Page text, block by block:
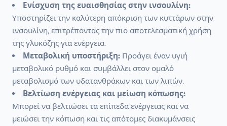
Ενίσχυση της ευαισθησίας στην ινσουλίνη:
Υποστηρίζει την καλύτερη απόκριση των κυττάρων στην
ινσουλίνη, επιτρέποντας την πιο αποτελεσματική χρήση
της γλυκόζης για ενέργεια.
Μεταβολική υποστήριξη: Προάγει έναν υγιή
μεταβολικό ρυθμό και συμβάλλει στον ομαλό
μεταβολισμό των υδατανθράκων και των λιπών.
Βελτίωση ενέργειας και μείωση κόπωσης:
Μπορεί να βελτιώσει τα επίπεδα ενέργειας και να
μειώσει την κόπωση και τις απότομες διακυμάνσεις